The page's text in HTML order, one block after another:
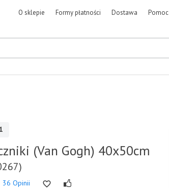
O sklepie Formy płatności Dostawa Pomoc
(Van Gogh) 40x50cm
36 Opinii